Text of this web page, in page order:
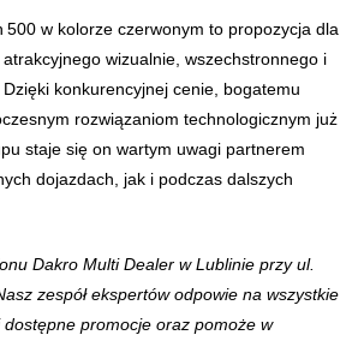
500 w kolorze czerwonym to propozycja dla
wizualnie, wszechstronnego i
Dzięki konkurencyjnej cenie, bogatemu
rozwiązaniom technologicznym już
staje się on wartym uwagi partnerem
dojazdach, jak i podczas dalszych
Dakro Multi Dealer w Lublinie przy ul.
zespół ekspertów odpowie na wszystkie
promocje oraz pomoże w